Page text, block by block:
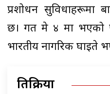
प्रशोधन सुविधाहरूमा
छ। गत मे ४ मा भएको
भारतीय नागरिक घाइते
प्रतिक्रिया